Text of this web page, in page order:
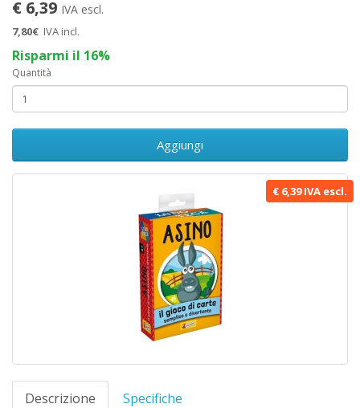
€ 6,39 IVA escl.
Descrizione Specifiche
€ 6,39 IVA escl.
7,80€ IVA incl.
Risparmi il 16%
Quantità
Aggiungi